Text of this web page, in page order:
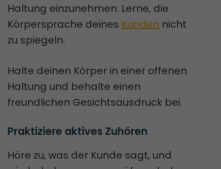
Haltung einzunehmen. Lerne, die
Körpersprache deines Kunden nicht
zu spiegeln.
Halte deinen Körper in einer offenen
Haltung und behalte einen
freundlichen Gesichtsausdruck bei.
Praktiziere aktives Zuhören
Höre zu, was der Kunde sagt, und